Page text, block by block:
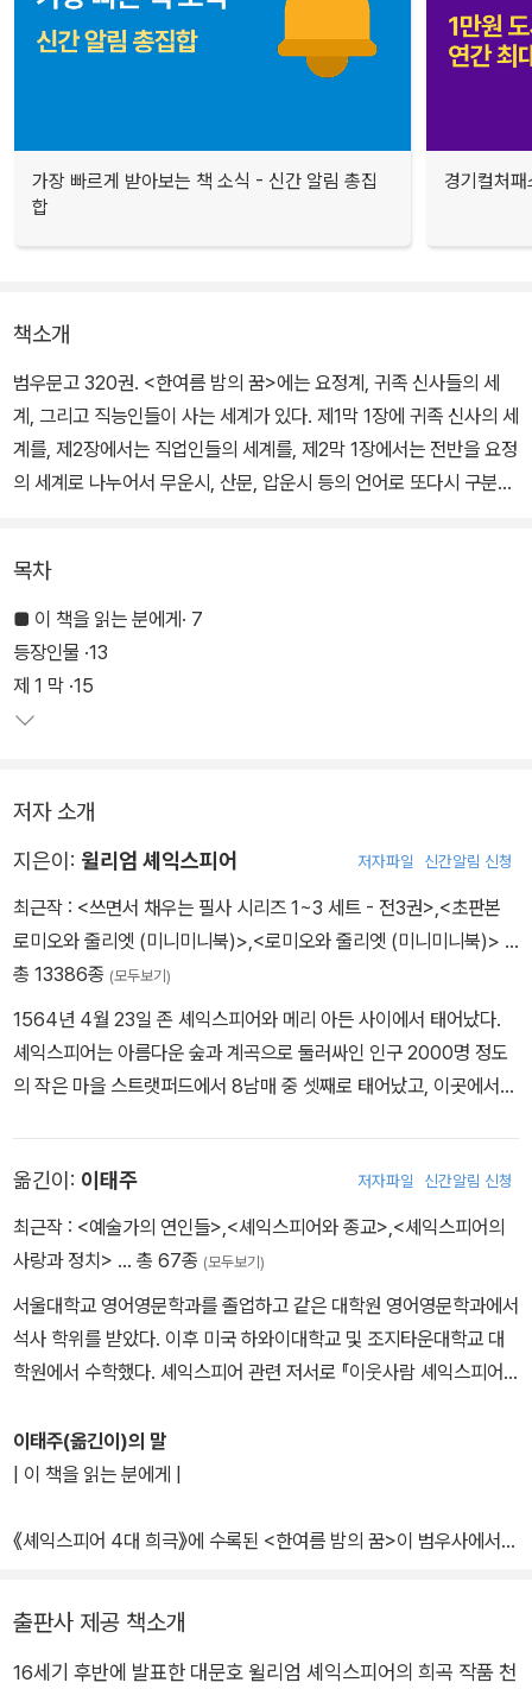
가장 빠르게 받아보는 책 소식 - 신간 알림 총집
합
경기컬처
책소개
범우문고 320권. <한여름 밤의 꿈>에는 요정계, 귀족 신사들의 세
계, 그리고 직능인들이 사는 세계가 있다. 제1막 1장에 귀족 신사의 세
계를, 제2장에서는 직업인들의 세계를, 제2막 1장에서는 전반을 요정
의 세계로 나누어서 무운시, 산문, 압운시 등의 언어로 또다시 구분해
목차
■ 이 책을 읽는 분에게· 7
등장인물 ·13
제 1 막 ·15
저자 소개
지은이: 윌리엄 셰익스피어 저자파일 신간알림 신청
최근작 : <쓰면서 채우는 필사 시리즈 1~3 세트 - 전3권>,<초판본
로미오와 줄리엣 (미니미니북)>,<로미오와 줄리엣 (미니미니북)> …
총 13386종 (모두보기)
1564년 4월 23일 존 셰익스피어와 메리 아든 사이에서 태어났다.
셰익스피어는 아름다운 숲과 계곡으로 둘러싸인 인구 2000명 정도
의 작은 마을 스트랫퍼드에서 8남매 중 셋째로 태어났고, 이곳에서
리학, 수사학, 문학 등을 배웠는데, 《성경》과 더불어 오비디우스의
《변신》은 셰익스피어에게 상상력의 원천이 된다. 그리스어도 배웠지
만 그리 신통하지는 않았다. 그 때문에 동시대 극작가 벤 존슨은 “라
어를 조롱하기도 했다. 그러나 셰익스피어의 타고난 언어 구사 능력,
무대 예술에 대한 천부적인 감각, 다양한 경험, 인간에 대한 심오한 이
해는 그를 위대한 극작가로 만들기에 부족함이 없었다. 그는 제대로
천재였다. 1590년대 초반 셰익스피어가 집필한 《타이터스 앤드로니
커스》, 《헨리 6세》, 《리처드 3세》 등이 런던 무대에서 상연되었다.
난도 없지 않았지만, 시간이 지날수록 그의 작품은 인기를 더해 갔다.
직 셰익스피어뿐이라고 호평하며, 그는 “어느 한 시대 사람이 아니라,
옮긴이: 이태주 저자파일 신간알림 신청
최근작 : <예술가의 연인들>,<셰익스피어와 종교>,<셰익스피어의
사랑과 정치> … 총 67종 (모두보기)
서울대학교 영어영문학과를 졸업하고 같은 대학원 영어영문학과에서
석사 학위를 받았다. 이후 미국 하와이대학교 및 조지타운대학교 대
학원에서 수학했다. 셰익스피어 관련 저서로 『이웃사람 셰익스피어』
근담』 『셰익스피어 4대 비극』 『셰익스피어 4대 희극』 『셰익스피어
4대 사극』 『셰익스피어와 성서』 『셰익스피어와 종교』 『셰익스피어
을 할 수 있는가』 『브로드웨이』 『R 교수의 연극론』 『충격과 방황의
리』 『예술가의 연인들』 등이 있다. 단국대학교 영어영문학과 및 연극
영화학과 교수·공연예술연구소장·대중문화예술대학원장, 한국연극학
이태주(옮긴이)의 말
| 이 책을 읽는 분에게 |
《셰익스피어 4대 희극》에 수록된 <한여름 밤의 꿈>이 범우사에서
986년 당시 연극협회 이사장이던 김의경 씨가 영국의 연출가 패트릭
터커를 초청해서 무대에 올리려고 나에게 일을 부탁한 것이 계기가
되었다.
출판사 제공 책소개
16세기 후반에 발표한 대문호 윌리엄 셰익스피어의 희곡 작품 천